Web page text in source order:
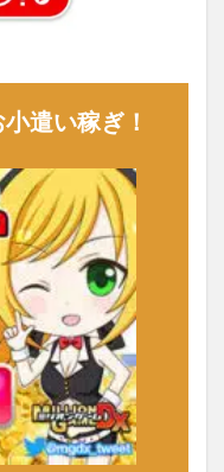
遣い稼ぎ！